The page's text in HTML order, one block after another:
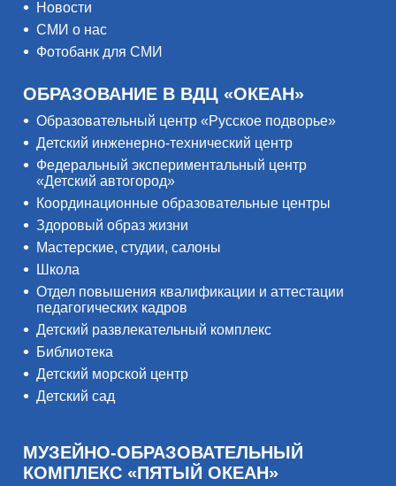
Новости
СМИ о нас
Фотобанк для СМИ
ОБРАЗОВАНИЕ В ВДЦ «ОКЕАН»
Образовательный центр «Русское подворье»
Детский инженерно-технический центр
Федеральный экспериментальный центр
«Детский автогород»
Координационные образовательные центры
Здоровый образ жизни
Мастерские, студии, салоны
Школа
Отдел повышения квалификации и аттестации
педагогических кадров
Детский развлекательный комплекс
Библиотека
Детский морской центр
Детский сад
МУЗЕЙНО-ОБРАЗОВАТЕЛЬНЫЙ
КОМПЛЕКС «ПЯТЫЙ ОКЕАН»